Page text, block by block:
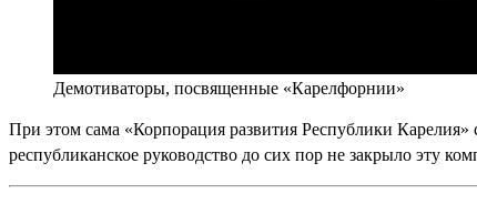
Демотиваторы, посвященные «Карелфорнии»
При этом сама «Корпорация развития Республики
республиканское руководство до сих пор не закрыло эту